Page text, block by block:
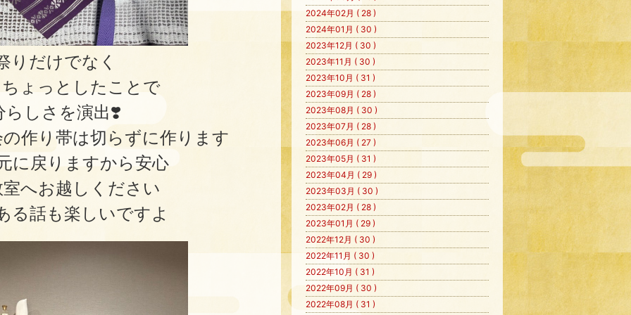
りだけでなく
ょっとしたことで
らしさを演出❣️
作り帯は切らずに作ります
に戻りますから安心
へお越しください
る話も楽しいですよ
2024年02月 ( 28 )
2024年01月 ( 30 )
2023年12月 ( 30 )
2023年11月 ( 30 )
2023年10月 ( 31 )
2023年09月 ( 28 )
2023年08月 ( 30 )
2023年07月 ( 28 )
2023年06月 ( 27 )
2023年05月 ( 31 )
2023年04月 ( 29 )
2023年03月 ( 30 )
2023年02月 ( 28 )
2023年01月 ( 29 )
2022年12月 ( 30 )
2022年11月 ( 30 )
2022年10月 ( 31 )
2022年09月 ( 30 )
2022年08月 ( 31 )